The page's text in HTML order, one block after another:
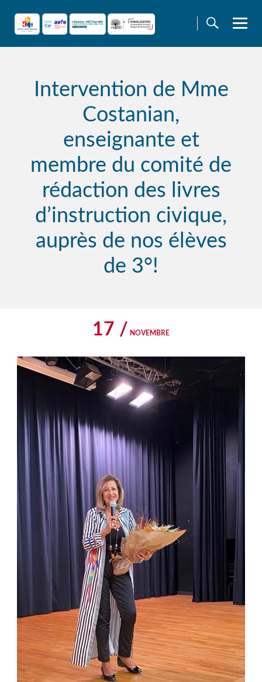
content
Intervention de Mme
Costanian,
enseignante et
membre du comité de
rédaction des livres
d’instruction civique,
auprès de nos élèves
de 3°!
17 / NOVEMBRE